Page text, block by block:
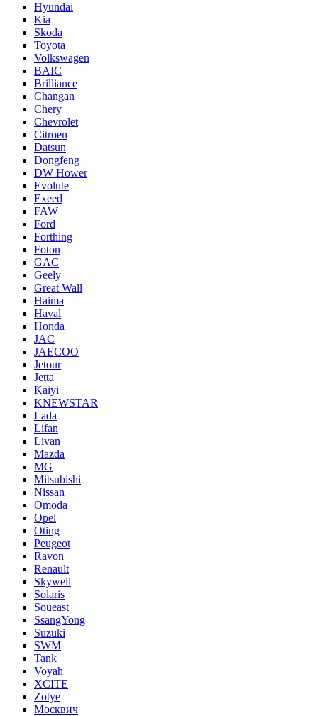
Hyundai
Kia
Skoda
Toyota
Volkswagen
BAIC
Brilliance
Changan
Chery
Chevrolet
Citroen
Datsun
Dongfeng
DW Hower
Evolute
Exeed
FAW
Ford
Forthing
Foton
GAC
Geely
Great Wall
Haima
Haval
Honda
JAC
JAECOO
Jetour
Jetta
Kaiyi
KNEWSTAR
Lada
Lifan
Livan
Mazda
MG
Mitsubishi
Nissan
Omoda
Opel
Oting
Peugeot
Ravon
Renault
Skywell
Solaris
Soueast
SsangYong
Suzuki
SWM
Tank
Voyah
XCITE
Zotye
Москвич